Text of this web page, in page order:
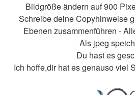
Bildgröße ändern auf 900
Schreibe deine Copyhinweise
Ebenen zusammenführen -
Als jpeg
Du hast es
Ich hoffe,dir hat es genauso viel